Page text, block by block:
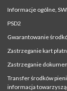
Informacje ogólne,
PSD2
Gwarantowanie
Zastrzeganie kart
Zastrzeganie
Transfer środków
informacja